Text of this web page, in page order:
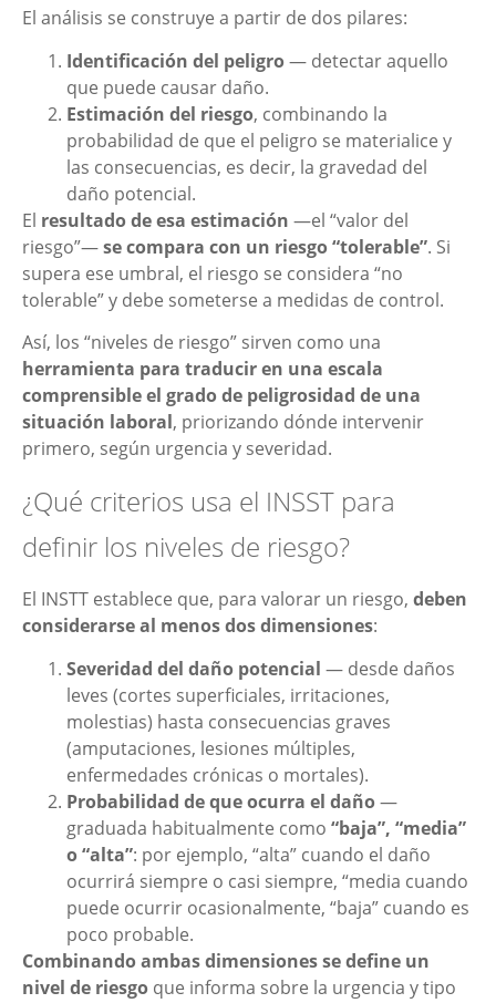
El análisis se construye a partir de dos pilares:
Identificación del peligro— detectar aquello
que puede causar daño.
Estimación del riesgo, combinando la
probabilidad de que el peligro se materialice y
las consecuencias, es decir, la gravedad del
daño potencial.
El resultado de esa estimación —el “valor del
riesgo”—se compara con un riesgo “tolerable”. Si
supera ese umbral, el riesgo se considera “no
tolerable” y debe someterse a medidas de control.
Así, los “niveles de riesgo” sirven como una
herramienta para traducir en una escala
comprensible el grado de peligrosidad de una
situación laboral, priorizando dónde intervenir
primero, según urgencia y severidad.
¿Qué criterios usa el INSST para
definir los niveles de riesgo?
El INSTT establece que, para valorar un riesgo, deben
considerarse al menos dos dimensiones:
Severidad del daño potencial — desde daños
leves (cortes superficiales, irritaciones,
molestias) hasta consecuencias graves
(amputaciones, lesiones múltiples,
enfermedades crónicas o mortales).
Probabilidad de que ocurra el daño—
graduada habitualmente como “baja”, “media”
o “alta”: por ejemplo, “alta” cuando el daño
ocurrirá siempre o casi siempre, “media cuando
puede ocurrir ocasionalmente, “baja” cuando es
poco probable.
Combinando ambas dimensiones se define un
nivel de riesgo que informa sobre la urgencia y tipo